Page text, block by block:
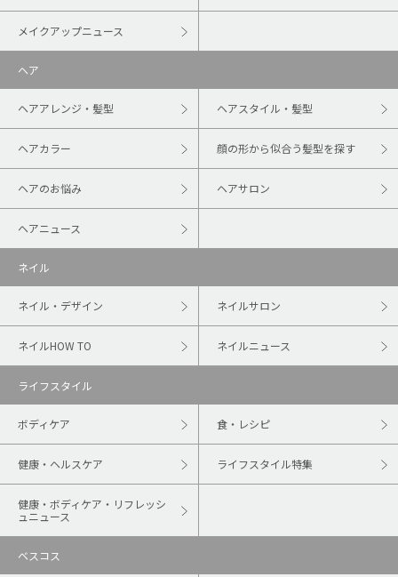
メイクアップニュース
ヘア
ヘアアレンジ・髪型 ヘアスタイル・髪型
ヘアカラー 顔の形から似合う髪型を探す
ヘアのお悩み ヘアサロン
ヘアニュース
ネイル
ネイル・デザイン ネイルサロン
ネイルHOW TO ネイルニュース
ライフスタイル
ボディケア 食・レシピ
健康・ヘルスケア ライフスタイル特集
健康・ボディケア・リフレッシ
ュニュース
ベスコス